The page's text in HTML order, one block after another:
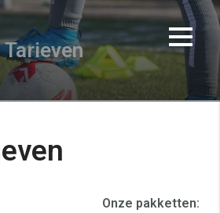
Tarieven
Onze pakketten: